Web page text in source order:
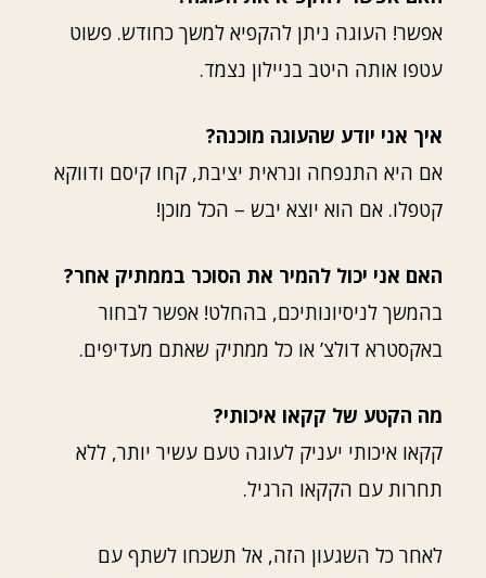
אפשר! העוגה ניתן להקפיא למשך כחודש. פשוט
עטפו אותה היטב בניילון נצמד.
איך אני יודע שהעוגה מוכנה?
אם היא התנפחה ונראית יציבת, קחו קיסם ודווקא
קטפלו. אם הוא יוצא יבש – הכל מוכן!
האם אני יכול להמיר את הסוכר בממתיק אחר?
בהמשך לניסיונותיכם, בהחלט! אפשר לבחור
באקסטרא דולצ’ או כל ממתיק שאתם מעדיפים.
מה הקטע של קקאו איכותי?
קקאו איכותי יעניק לעוגה טעם עשיר יותר, ללא
תחרות עם הקקאו הרגיל.
לאחר כל השגעון הזה, אל תשכחו לשתף עם